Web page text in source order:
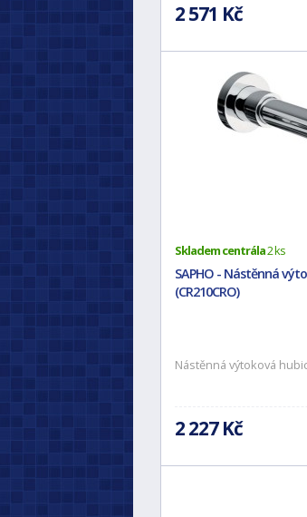
2 571 Kč
Skladem centrála2 ks
SAPHO - Nástěnná
(CR210CRO)
Nástěnná výtoková
2 227 Kč